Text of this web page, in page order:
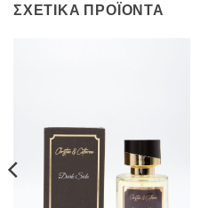
ΣΧΕΤΙΚΆ ΠΡΟΪΌΝΤΑ